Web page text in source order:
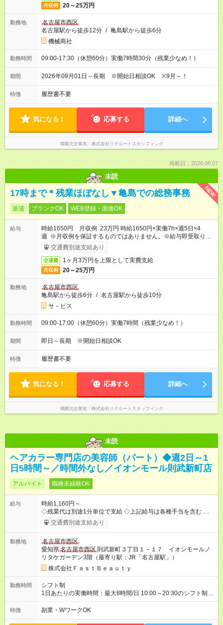
月収例 20～25万円
勤務地
名古屋市西区
名古屋駅から徒歩12分 / 亀島駅から徒歩6分
機械商社
勤務時間 09:00-17:30（休憩60分）実働7時間30分（残業少なめ！）
期間 2026年09月01日～長期 ※開始日相談OK ※9月～！
特徴 履歴書不要
気になる！ 応募する 詳細へ
掲載元企業名 株式会社リクルートスタッフィング
掲載日：2026.08.07
未読
NEW
17時まで＊残業ほぼなし▼亀島での総務事務
派遣 ブランクOK WEB登録・面接OK
給与
時給1650円 月収例 23万円 時給1650円×実働7h×週5日×4
週 ※月収例を保証するものではありません。※給与即受取りサ
ービス利用可（利用条件有）
交通費別途支給あり
交通費 1ヶ月3万円を上限として実費支給
月収例 20～25万円
勤務地
名古屋市西区
亀島駅から徒歩6分 / 名古屋駅から徒歩10分
サ－ビス
勤務時間 09:00-17:00（休憩60分）実働7時間（残業少なめ！）
期間 即日～長期 ※開始日相談OK
特徴 履歴書不要
気になる！ 応募する 詳細へ
掲載元企業名 株式会社リクルートスタッフィング
未読
ヘアカラー専門店の美容師（パート）◆週2日～1
日5時間～／時間外なし／イオンモール則武新町店
アルバイト 職種未経験OK
給与
時給1,160円～
◇残業代は別途1分単位で支給 ◇上記給与は各種手当を含む ◇毎
月インセンティブポイント付与 ・店舗売上や入客人数などに応
じてインセンティブポイントを付与 ・ポイントは6ヶ月に一度引
理美容師手当あり 研修期間6ヶ月間は以下給与のみ変更あり 時
給1140円 ※交通費支給（全額支給） ※給与に関しては2025年度
の最低賃金を反映済み ※各都道府県の施行月より適応、入社時
期によっては変動の可能性あり 詳細は、採用担当へお問い合わ
せください 【試用期間】試用期間なし
交通費別途支給あり
勤務地
名古屋市西区
愛知県名古屋市西区 則武新町３丁目１－１７ イオンモールノ
リタケガーデン3階（最寄り駅：JR「名古屋駅」）
株式会社ＦａｓｔＢｅａｕｔｙ
勤務時間
シフト制
1日あたりの実働時間：最大8時間/日 10:00～20:30のシフト制
週2日～、1日5時間～OK シフトはご希望を伺いながら相談のう
え決定します 扶養内勤務・ダブルワークOK
特徴 副業・WワークOK